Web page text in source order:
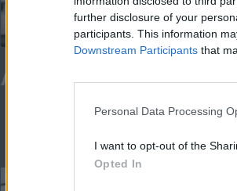
further disclosure of your
participants. This information
Downstream Participants that
Personal Data Processing
I want to opt-out of the
Opted In
Αλλού ξημερωμένοι